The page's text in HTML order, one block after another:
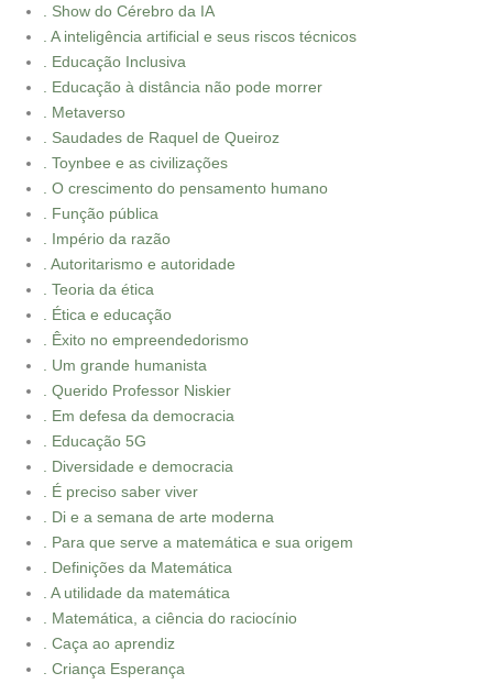
. Show do Cérebro da IA
. A inteligência artificial e seus riscos técnicos
. Educação Inclusiva
. Educação à distância não pode morrer
. Metaverso
. Saudades de Raquel de Queiroz
. Toynbee e as civilizações
. O crescimento do pensamento humano
. Função pública
. Império da razão
. Autoritarismo e autoridade
. Teoria da ética
. Ética e educação
. Êxito no empreendedorismo
. Um grande humanista
. Querido Professor Niskier
. Em defesa da democracia
. Educação 5G
. Diversidade e democracia
. É preciso saber viver
. Di e a semana de arte moderna
. Para que serve a matemática e sua origem
. Definições da Matemática
. A utilidade da matemática
. Matemática, a ciência do raciocínio
. Caça ao aprendiz
. Criança Esperança